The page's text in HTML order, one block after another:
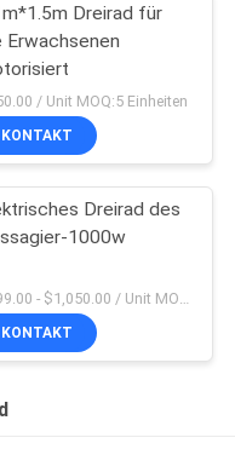
Dreirad für
Erwachsenen
/ Unit MOQ:5 Einheiten
KONTAKT
Dreirad des
1000w
KONTAKT